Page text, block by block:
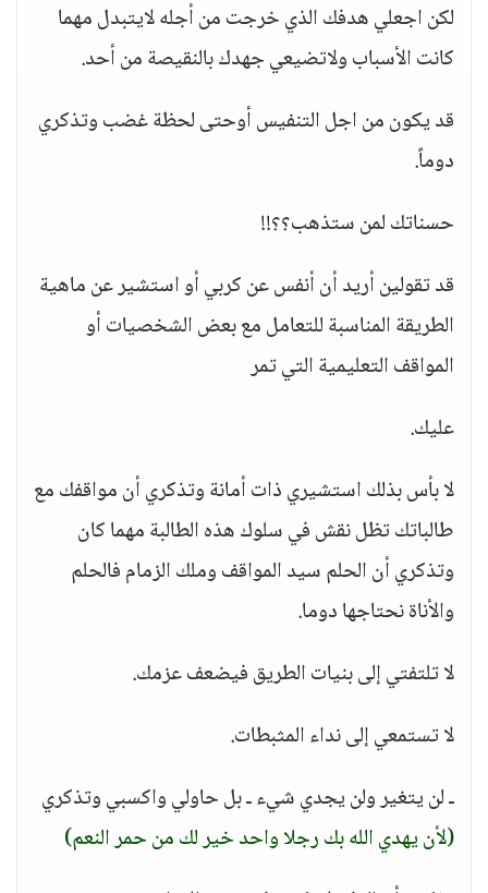
لكن اجعلي هدفك الذي خرجت من أجله لايتبدل مهما
كانت الأسباب ولاتضيعي جهدك بالنقيصة من أحد.
قد يكون من اجل التنفيس أوحتى لحظة غضب وتذكري
دوماً.
حسناتك لمن ستذهب؟؟!!
قد تقولين أريد أن أنفس عن كربي أو استشير عن ماهية
الطريقة المناسبة للتعامل مع بعض الشخصيات أو
المواقف التعليمية التي تمر
عليك.
لا بأس بذلك استشيري ذات أمانة وتذكري أن مواقفك مع
طالباتك تظل نقش في سلوك هذه الطالبة مهما كان
وتذكري أن الحلم سيد المواقف وملك الزمام فالحلم
والأناة نحتاجها دوما.
لا تلتفتي إلى بنيات الطريق فيضعف عزمك.
لا تستمعي إلى نداء المثبطات.
ـ لن يتغير ولن يجدي شيء ـ بل حاولي واكسبي وتذكري
(لأن يهدي الله بك رجلا واحد خير لك من حمر النعم)